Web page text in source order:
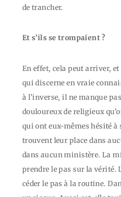
de trancher.
Et s’ils se trompaient ?
En effet, cela peut arriver,
qui discerne en vraie
à l’inverse, il ne manque
douloureux de religieux
qui ont eux-mêmes hésité à
trouvent leur place dans
dans aucun ministère. La
prendre le pas sur la vérité.
céder le pas à la routine.